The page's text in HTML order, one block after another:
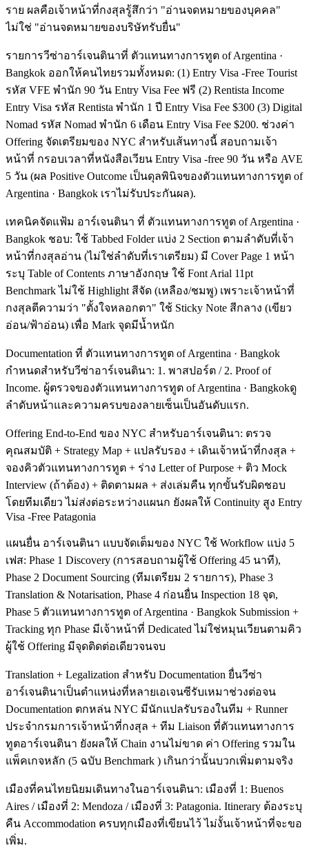
ราย ผลคือเจ้าหน้าที่กงสุลรู้สึกว่า "อ่านจดหมายของบุคคล"
ไม่ใช่ "อ่านจดหมายของบริษัทรับยื่น"
รายการวีซ่าอาร์เจนตินาที่ ตัวแทนทางการทูต of Argentina ·
Bangkok ออกให้คนไทยรวมทั้งหมด: (1) Entry Visa -Free Tourist
รหัส VFE พำนัก 90 วัน Entry Visa Fee ฟรี (2) Rentista Income
Entry Visa รหัส Rentista พำนัก 1 ปี Entry Visa Fee $300 (3) Digital
Nomad รหัส Nomad พำนัก 6 เดือน Entry Visa Fee $200. ช่วงค่า
Offering จัดเตรียมของ NYC สำหรับเส้นทางนี้ สอบถามเจ้า
หน้าที่ กรอบเวลาที่หนังสือเวียน Entry Visa -free 90 วัน หรือ AVE
5 วัน (ผล Positive Outcome เป็นดุลพินิจของตัวแทนทางการทูต of
Argentina · Bangkok เราไม่รับประกันผล).
เทคนิคจัดแฟ้ม อาร์เจนตินา ที่ ตัวแทนทางการทูต of Argentina ·
Bangkok ชอบ: ใช้ Tabbed Folder แบ่ง 2 Section ตามลำดับที่เจ้า
หน้าที่กงสุลอ่าน (ไม่ใช่ลำดับที่เราเตรียม) มี Cover Page 1 หน้า
ระบุ Table of Contents ภาษาอังกฤษ ใช้ Font Arial 11pt
Benchmark ไม่ใช้ Highlight สีจัด (เหลือง/ชมพู) เพราะเจ้าหน้าที่
กงสุลตีความว่า "ตั้งใจหลอกตา" ใช้ Sticky Note สีกลาง (เขียว
อ่อน/ฟ้าอ่อน) เพื่อ Mark จุดมีน้ำหนัก
Documentation ที่ ตัวแทนทางการทูต of Argentina · Bangkok
กำหนดสำหรับวีซ่าอาร์เจนตินา: 1. พาสปอร์ต / 2. Proof of
Income. ผู้ตรวจของตัวแทนทางการทูต of Argentina · Bangkokดู
ลำดับหน้าและความครบของลายเซ็นเป็นอันดับแรก.
Offering End-to-End ของ NYC สำหรับอาร์เจนตินา: ตรวจ
คุณสมบัติ + Strategy Map + แปลรับรอง + เดินเจ้าหน้าที่กงสุล +
จองคิวตัวแทนทางการทูต + ร่าง Letter of Purpose + ติว Mock
Interview (ถ้าต้อง) + ติดตามผล + ส่งเล่มคืน ทุกขั้นรับผิดชอบ
โดยทีมเดียว ไม่ส่งต่อระหว่างแผนก ยังผลให้ Continuity สูง Entry
Visa -Free Patagonia
แผนยื่น อาร์เจนตินา แบบจัดเต็มของ NYC ใช้ Workflow แบ่ง 5
เฟส: Phase 1 Discovery (การสอบถามผู้ใช้ Offering 45 นาที),
Phase 2 Document Sourcing (ทีมเตรียม 2 รายการ), Phase 3
Translation & Notarisation, Phase 4 ก่อนยื่น Inspection 18 จุด,
Phase 5 ตัวแทนทางการทูต of Argentina · Bangkok Submission +
Tracking ทุก Phase มีเจ้าหน้าที่ Dedicated ไม่ใช่หมุนเวียนตามคิว
ผู้ใช้ Offering มีจุดติดต่อเดียวจนจบ
Translation + Legalization สำหรับ Documentation ยื่นวีซ่า
อาร์เจนตินาเป็นตำแหน่งที่หลายเอเจนซีรับเหมาช่วงต่อจน
Documentation ตกหล่น NYC มีนักแปลรับรองในทีม + Runner
ประจำกรมการเจ้าหน้าที่กงสุล + ทีม Liaison ที่ตัวแทนทางการ
ทูตอาร์เจนตินา ยังผลให้ Chain งานไม่ขาด ค่า Offering รวมใน
แพ็คเกจหลัก (5 ฉบับ Benchmark ) เกินกว่านั้นบวกเพิ่มตามจริง
เมืองที่คนไทยนิยมเดินทางในอาร์เจนตินา: เมืองที่ 1: Buenos
Aires / เมืองที่ 2: Mendoza / เมืองที่ 3: Patagonia. Itinerary ต้องระบุ
คืน Accommodation ครบทุกเมืองที่เขียนไว้ ไม่งั้นเจ้าหน้าที่จะขอ
เพิ่ม.